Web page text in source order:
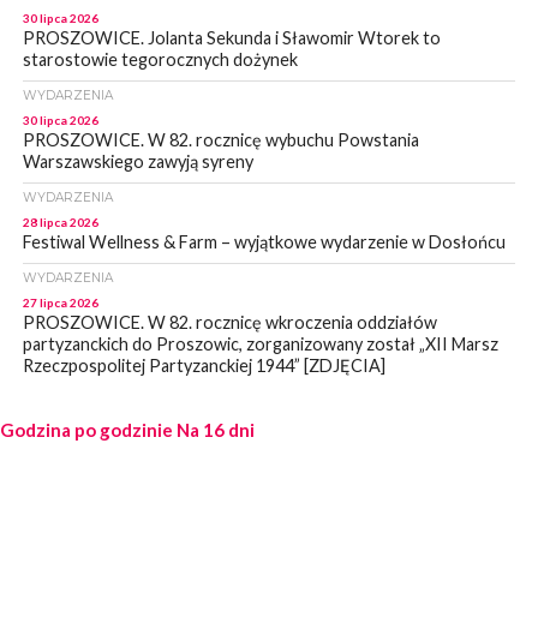
30 lipca 2026
PROSZOWICE. Jolanta Sekunda i Sławomir Wtorek to
starostowie tegorocznych dożynek
WYDARZENIA
30 lipca 2026
PROSZOWICE. W 82. rocznicę wybuchu Powstania
Warszawskiego zawyją syreny
WYDARZENIA
28 lipca 2026
Festiwal Wellness & Farm – wyjątkowe wydarzenie w Dosłońcu
WYDARZENIA
27 lipca 2026
PROSZOWICE. W 82. rocznicę wkroczenia oddziałów
partyzanckich do Proszowic, zorganizowany został „XII Marsz
Rzeczpospolitej Partyzanckiej 1944” [ZDJĘCIA]
27 lipca 2026
PROSZOWICE. Po burzy uszkodzone słupy enegeryczne.
Godzina po godzinie Na 16 dni